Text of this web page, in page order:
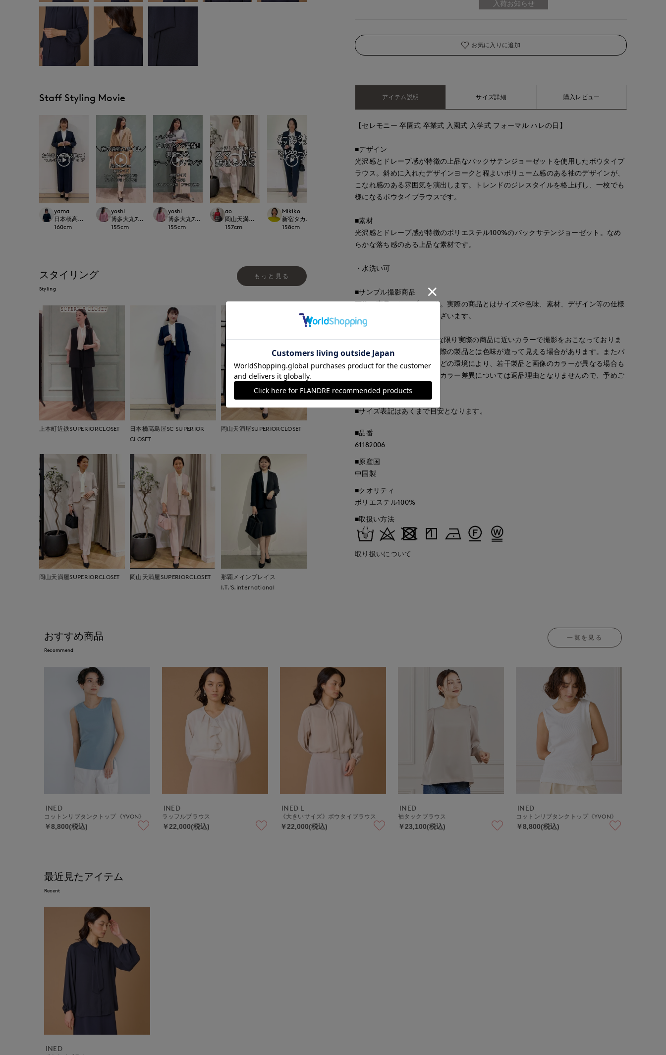
Staff Styling Movie
yama
日本橋高島屋SC SUPERIOR CLOSET
160cm
yoshi
博多大丸7-IDconcept.
155cm
yoshi
博多大丸7-IDconcept.
155cm
ao
岡山天満屋SUPERIORCLOSET
157cm
Mikiko
新宿タカシマヤSUPERIOR CLOSET
158cm
岡山天満屋SUPERIORCLOSET
スタイリング
Styling
もっと見る
上本町近鉄SUPERIORCLOSET
日本橋高島屋SC SUPERIOR
CLOSET
岡山天満屋SUPERIORCLOSET
岡山天満屋SUPERIORCLOSET 岡山天満屋SUPERIORCLOSET
那覇メインプレイス
I.T.'S.international
お気に入りに追加
アイテム説明 サイズ詳細 購入レビュー
【セレモニー 卒園式 卒業式 入園式 入学式 フォーマル ハレの日】
■デザイン
光沢感とドレープ感が特徴の上品なバックサテンジョーゼットを使用したボウタイブ
ラウス。斜めに入れたデザインヨークと程よいボリューム感のある袖のデザインが、
こなれ感のある雰囲気を演出します。トレンドのジレスタイルを格上げし、一枚でも
様になるボウタイブラウスです。
■素材
光沢感とドレープ感が特徴のポリエステル100%のバックサテンジョーゼット。なめ
らかな落ち感のある上品な素材です。
・水洗い可
■サンプル撮影商品
画像の商品はサンプルです。実際の商品とはサイズや色味、素材、デザイン等の仕様
が若干変更になる場合がございます。
■カラーについては、可能な限り実際の商品に近いカラーで撮影をおこなっておりま
すが、照明の関係により実際の製品とは色味が違って見える場合があります。またパ
ソコン・スマートフォンなどの環境により、若干製品と画像のカラーが異なる場合も
ございます。現物と画像のカラー差異については返品理由となりませんので、予めご
了承ください。
■サイズ表記はあくまで目安となります。
■品番
61182006
■原産国
中国製
■クオリティ
ポリエステル100%
■取扱い方法
取り扱いについて
おすすめ商品
Recommend
一覧を見る
INED
コットンリブタンクトップ《YVON》
￥8,800(税込)
INED
ラッフルブラウス
￥22,000(税込)
INED L
《大きいサイズ》ボウタイブラウス
￥22,000(税込)
INED
袖タックブラウス
￥23,100(税込)
INED
コットンリブタンクトップ《YVON》
￥8,800(税込)
最近見たアイテム
Recent
INED